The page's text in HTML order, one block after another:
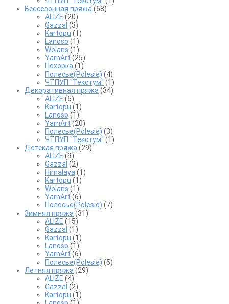
Всесезонная пряжа (58)
ALIZE (20)
Gazzal (3)
Kartopu (1)
Lanoso (1)
Wolans (1)
YarnArt (25)
Пехорка (1)
Полесье(Polesie) (4)
ЧТПУП "Текстум" (1)
Декоративная пряжа (34)
ALIZE (5)
Kartopu (1)
Lanoso (1)
YarnArt (20)
Полесье(Polesie) (3)
ЧТПУП "Текстум" (1)
Детская пряжа (29)
ALIZE (9)
Gazzal (2)
Himalaya (1)
Kartopu (1)
Wolans (1)
YarnArt (6)
Полесье(Polesie) (7)
Зимняя пряжа (31)
ALIZE (15)
Gazzal (1)
Kartopu (1)
Lanoso (1)
YarnArt (6)
Полесье(Polesie) (5)
Летняя пряжа (29)
ALIZE (4)
Gazzal (2)
Kartopu (1)